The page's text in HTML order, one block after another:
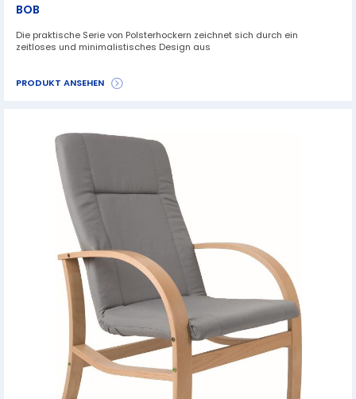
BOB
Die praktische Serie von Polsterhockern zeichnet sich durch ein
zeitloses und minimalistisches Design aus
PRODUKT ANSEHEN